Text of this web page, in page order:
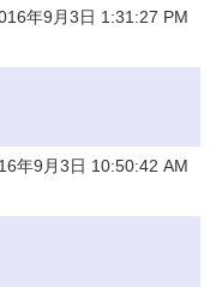
年9月3日 1:31:27 PM
年9月3日 10:50:42 AM